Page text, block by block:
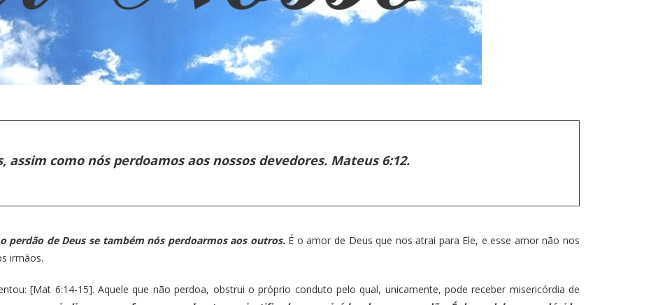
assim como nós perdoamos aos nossos devedores. Mateus 6:12.
perdão de Deus se também nós perdoarmos aos outros. É o amor de Deus que nos atrai para Ele, e esse amor não nos
irmãos.
[Mat 6:14-15]. Aquele que não perdoa, obstrui o próprio conduto pelo qual, unicamente, pode receber misericórdia de